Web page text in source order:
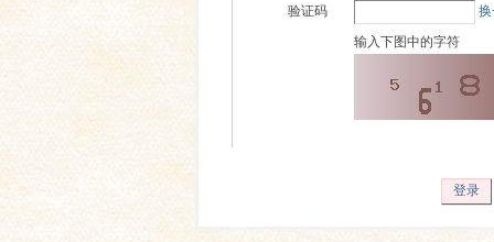
验证码
输入下图中的字符
登录